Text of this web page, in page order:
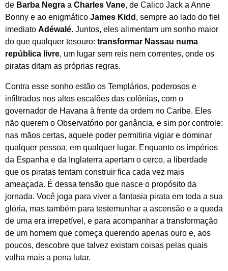
de Barba Negra a Charles Vane, de Calico Jack a Anne
Bonny e ao enigmático James Kidd , sempre ao lado do fiel
imediato Adéwalé. Juntos, eles alimentam um sonho maior
do que qualquer tesouro: transformar Nassau numa
república livre, um lugar sem reis nem correntes, onde os
piratas ditam as próprias regras.
Contra esse sonho estão os Templários, poderosos e
infiltrados nos altos escalões das colônias, com o
governador de Havana à frente da ordem no Caribe. Eles
não querem o Observatório por ganância, e sim por controle:
nas mãos certas, aquele poder permitiria vigiar e dominar
qualquer pessoa, em qualquer lugar. Enquanto os impérios
da Espanha e da Inglaterra apertam o cerco, a liberdade
que os piratas tentam construir fica cada vez mais
ameaçada. É dessa tensão que nasce o propósito da
jornada. Você joga para viver a fantasia pirata em toda a sua
glória, mas também para testemunhar a ascensão e a queda
de uma era irrepetível, e para acompanhar a transformação
de um homem que começa querendo apenas ouro e, aos
poucos, descobre que talvez existam coisas pelas quais
valha mais a pena lutar.